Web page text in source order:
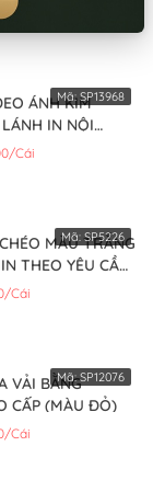
Cái
ÁNH KIM
IN NỘI
YÊU CẦU (MÀU
Cái
Mã:SP13968
MÀU TRẮNG
THEO YÊU CẦU
Cái
Mã: SP5226
VẢI BẰNG
CẤP (MÀU ĐỎ)
Cái
Mã:SP12076